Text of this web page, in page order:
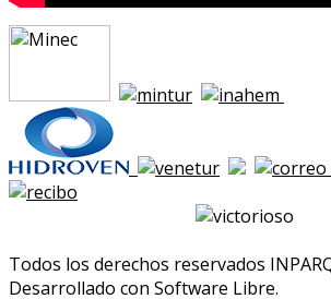
Todos los derechos reservados
Desarrollado con Software Libre.